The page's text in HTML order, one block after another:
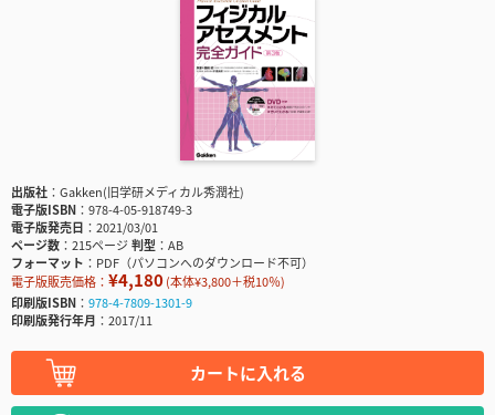
出版社
Gakken(旧学研メディカル秀潤社)
電子版ISBN
978-4-05-918749-3
電子版発売日
2021/03/01
ページ数
215ページ判型
AB
フォーマット
PDF（パソコンへのダウンロード不可）
電子版販売価格： ¥4,180(本体¥3,800＋税10％)
印刷版ISBN
978-4-7809-1301-9
印刷版発行年月
2017/11
カートに入れる